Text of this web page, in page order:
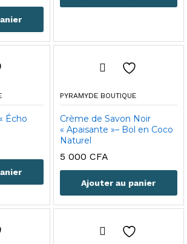
Écho
PYRAMYDE BOUTIQUE
Crème de Savon Noir
« Apaisante »– Bol en Coco
Naturel
5 000 CFA
Ajouter au panier